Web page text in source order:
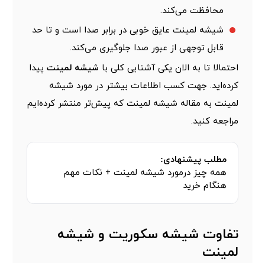
محافظت می‌کند.
شیشه لمینت عایق خوبی در برابر صدا است و تا حد
قابل توجهی از عبور صدا جلوگیری می‌کند.
احتمالا تا به الان یکی آشنایی کلی با شیشه لمینتپیدا
کرده‌اید. جهت کسب اطلاعات بیشتر در مورد شیشه
لمینت به مقاله شیشه لمینت که پیش‌تر منتشر کرده‌ایم
مراجعه کنید.
مطلب پیشنهادی:
همه چیز درمورد شیشه لمینت + نکات مهم
هنگام خرید
تفاوت شیشه سکوریت و شیشه
لمینت